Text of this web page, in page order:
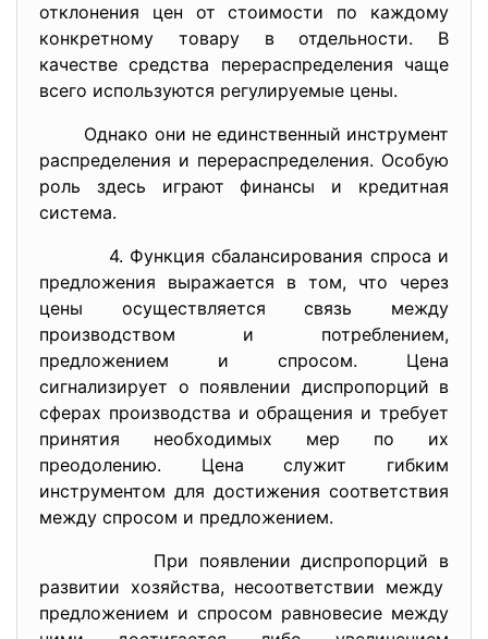
отклонения цен от стоимости по каждому
конкретному товару в отдельности. В
качестве средства перераспределения чаще
всего используются регулируемые цены.
Однако они не единственный инструмент
распределения и перераспределения. Особую
роль здесь играют финансы и кредитная
система.
4. Функция сбалансирования спроса и
предложения выражается в том, что через
цены осуществляется связь между
производством и потреблением,
предложением и спросом. Цена
сигнализирует о появлении диспропорций в
сферах производства и обращения и требует
принятия необходимых мер по их
преодолению. Цена служит гибким
инструментом для достижения соответствия
между спросом и предложением.
При появлении диспропорций в
развитии хозяйства, несоответствии между
предложением и спросом равновесие между